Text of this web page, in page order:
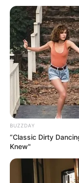
Δεν χρωστάμε σε
αυτοί χρωστούν σε
πάντα
ΓΙΑΤΙ ΑΠΟΦΑΣΗΣΑ
BUZZDAY
“Classic Dirty
Knew"